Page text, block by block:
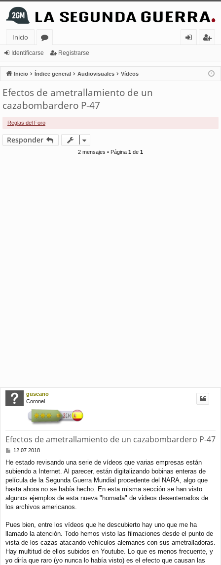
Inicio
or
os
nt
ifi
ist
ra
Identificarse Registrarse
Inicio Índice general Audiovisuales Vídeos
Efectos de ametrallamiento de un
cazabombardero P-47
Reglas del Foro
Responder
2 mensajes • Página 1 de 1
guscano
Coronel
Efectos de ametrallamiento de un cazabombardero P-47
M
n
s
a
j
12 07 2018
He estado revisando una serie de vídeos que varias empresas están
subiendo a Internet. Al parecer, están digitalizando bobinas enteras de
película de la Segunda Guerra Mundial procedente del NARA, algo que
hasta ahora no se había hecho. En esta misma sección se han visto
algunos ejemplos de esta nueva "hornada" de videos desenterrados de
los archivos americanos.
Pues bien, entre los vídeos que he descubierto hay uno que me ha
llamado la atención. Todo hemos visto las filmaciones desde el punto de
vista de los cazas atacando vehículos alemanes con sus ametralladoras.
Hay multitud de ellos subidos en Youtube. Lo que es menos frecuente, y
yo diría que raro (yo nunca lo había visto) es el efecto que causan las